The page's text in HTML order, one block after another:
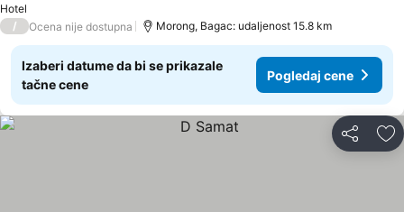
Hotel
/ Ocena nije dostupna Morong, Bagac: udaljenost 15.8 km
Izaberi datume da bi se prikazale
tačne cene
Pogledaj cene
Deli